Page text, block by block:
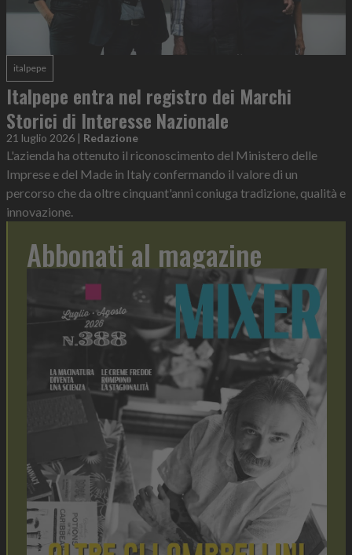
italpepe
Italpepe entra nel registro dei Marchi
Storici di Interesse Nazionale
21 luglio 2026 | Redazione
L'azienda ha ottenuto il riconoscimento del Ministero delle
Imprese e del Made in Italy confermando il valore di un
percorso che da oltre cinquant'anni coniuga tradizione, qualità e
innovazione.
Abbonati al magazine